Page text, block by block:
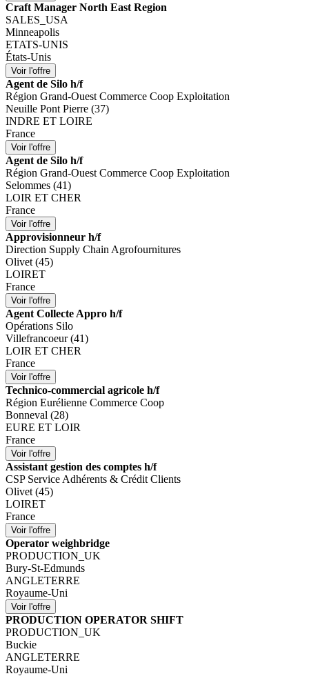
Craft Manager North East Region
SALES_USA
Minneapolis
ETATS-UNIS
États-Unis
Agent de Silo h/f
Région Grand-Ouest Commerce Coop Exploitation
Neuille Pont Pierre (37)
INDRE ET LOIRE
France
Agent de Silo h/f
Région Grand-Ouest Commerce Coop Exploitation
Selommes (41)
LOIR ET CHER
France
Approvisionneur h/f
Direction Supply Chain Agrofournitures
Olivet (45)
LOIRET
France
Agent Collecte Appro h/f
Opérations Silo
Villefrancoeur (41)
LOIR ET CHER
France
Technico-commercial agricole h/f
Région Eurélienne Commerce Coop
Bonneval (28)
EURE ET LOIR
France
Assistant gestion des comptes h/f
CSP Service Adhérents & Crédit Clients
Olivet (45)
LOIRET
France
Operator weighbridge
PRODUCTION_UK
Bury-St-Edmunds
ANGLETERRE
Royaume-Uni
PRODUCTION OPERATOR SHIFT
PRODUCTION_UK
Buckie
ANGLETERRE
Royaume-Uni